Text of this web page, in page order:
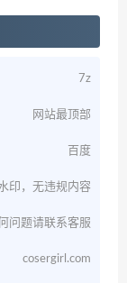
7z
网站最顶部
百度
印，无违规内容
问题请联系客服
cosergirl.com